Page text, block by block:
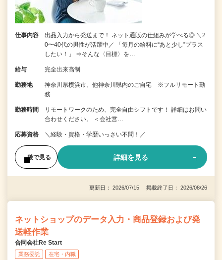
仕事内容
出品入力から発送まで！ ネット通販の仕組みが学べる◎ ＼2
0〜40代の男性が活躍中／ 「毎月の給料に“あと少し”プラス
したい！」 ⇒そんな〈目標〉を…
給与 完全出来高制
勤務地
神奈川県横浜市、他神奈川県内のご自宅 ※フルリモート勤
務
勤務時間
リモートワークのため、完全自由シフトです！ 詳細はお問い
合わせください。 ＜会社営…
応募資格 ＼経験・資格・学歴いっさい不問！／
後で見る 詳細を見る
更新日： 2026/07/15 掲載終了日： 2026/08/26
ネットショップのデータ入力・商品登録および発
送軽作業
合同会社Re Start
業務委託 在宅・内職